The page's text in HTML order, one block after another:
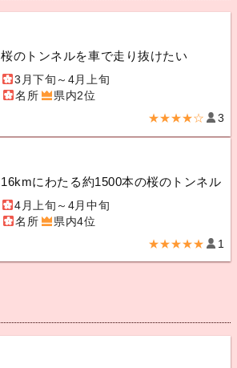
桜のトンネルを車で走り抜けたい
3月下旬～4月上旬
名所
県内2位
★★★★☆ 3
16kmにわたる約1500本の桜のトンネル
4月上旬～4月中旬
名所
県内4位
★★★★★ 1